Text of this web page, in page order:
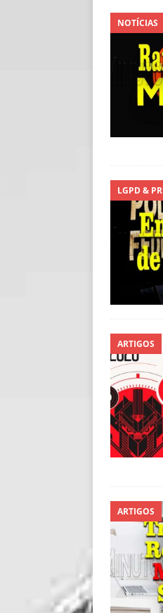
NOTÍCIAS
LGPD &
ARTIGOS
ARTIGOS